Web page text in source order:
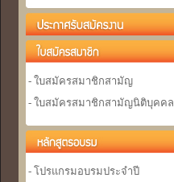
- ใบสมัครสมาชิกสามัญ
- ใบสมัครสมาชิกสามัญนิติบุคคล
- โปรแกรมอบรมประจำปี